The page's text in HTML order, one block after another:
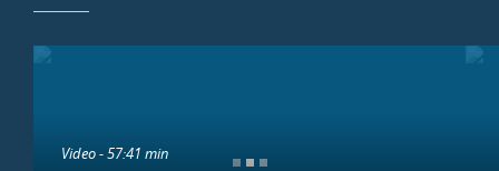
Video - 57:41 min